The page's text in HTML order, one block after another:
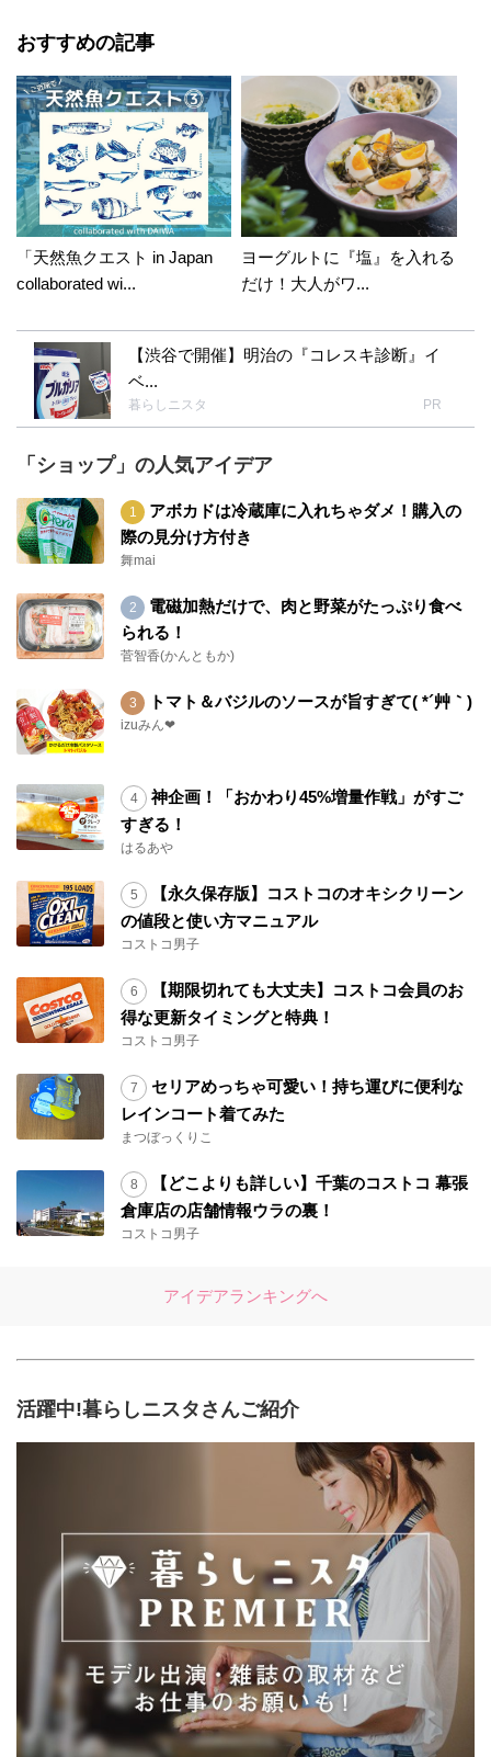
おすすめの記事
「天然魚クエスト in Japan
collaborated wi...
ヨーグルトに『塩』を入れる
だけ！大人がワ...
【渋谷で開催】明治の『コレスキ診断』イ
ベ...
暮らしニスタ PR
「ショップ」の人気アイデア
アボカドは冷蔵庫に入れちゃダメ！購入の
際の見分け方付き
舞mai
電磁加熱だけで、肉と野菜がたっぷり食べ
られる！
菅智香(かんともか)
トマト＆バジルのソースが旨すぎて( *´艸｀)
izuみん❤
神企画！「おかわり45%増量作戦」がすご
すぎる！
はるあや
【永久保存版】コストコのオキシクリーン
の値段と使い方マニュアル
コストコ男子
【期限切れても大丈夫】コストコ会員のお
得な更新タイミングと特典！
コストコ男子
セリアめっちゃ可愛い！持ち運びに便利な
レインコート着てみた
まつぼっくりこ
【どこよりも詳しい】千葉のコストコ 幕張
倉庫店の店舗情報ウラの裏！
コストコ男子
アイデアランキングへ
活躍中!暮らしニスタさんご紹介